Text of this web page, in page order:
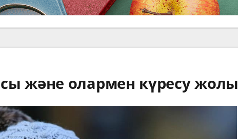
және олармен күресу жолы